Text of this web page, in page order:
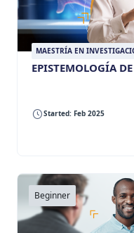
MAESTRÍA EN
EPISTEMOLOGÍA
Started: Feb 2025
Beginner